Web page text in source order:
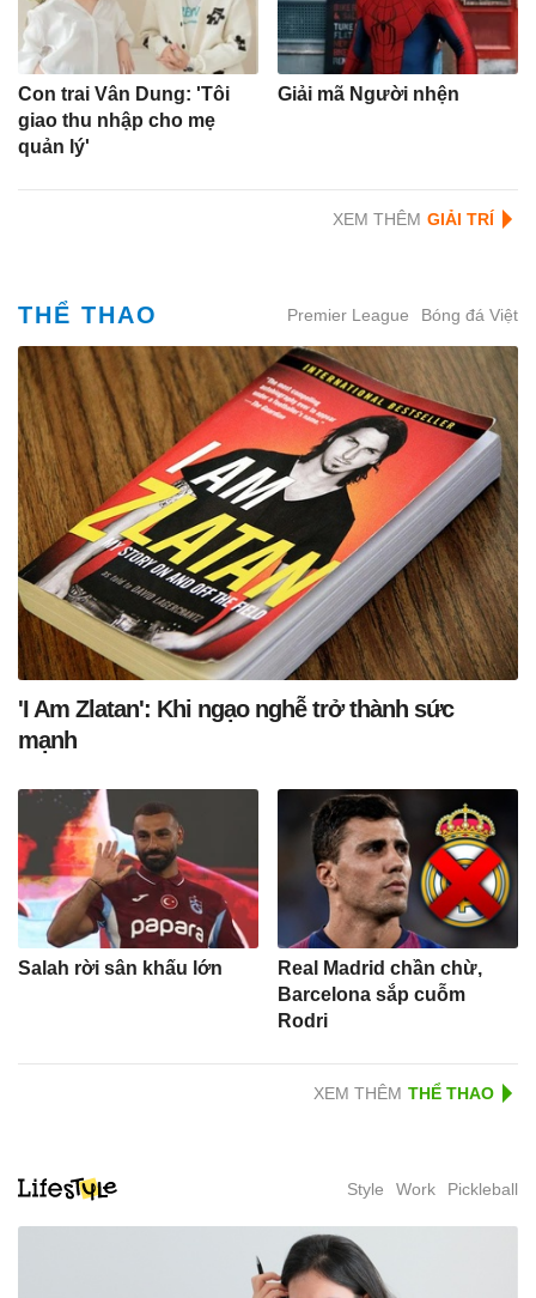
Con trai Vân Dung: 'Tôi
giao thu nhập cho mẹ
quản lý'
Giải mã Người nhện
XEM THÊM
THỂ THAO Premier League Bóng đá Việt
'I Am Zlatan': Khi ngạo nghễ trở thành sức
mạnh
Salah rời sân khấu lớn
Real Madrid chần chừ,
Barcelona sắp cuỗm
Rodri
XEM THÊM
Style Work Pickleball